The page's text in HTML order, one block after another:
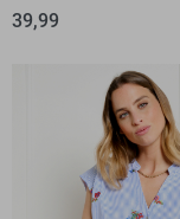
39,99